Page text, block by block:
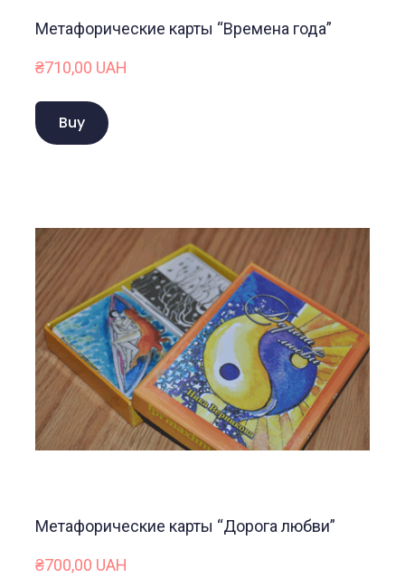
Метафорические карты “Времена года”
₴710,00 UAH
Buy
Метафорические карты “Дорога любви”
₴700,00 UAH